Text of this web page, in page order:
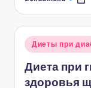
Запись
Опубликовано
Диеты при
Диета при
здоровья